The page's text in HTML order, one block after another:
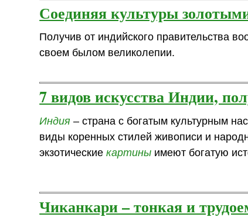
Соединяя культуры
Получив от индийского правительства
своем былом великолепии.
7 видов искусства Индии,
Индия – страна с богатым культурным
виды коренных стилей живописи и
экзотическиекартины имеют богатую
Чиканкари – тонкая и